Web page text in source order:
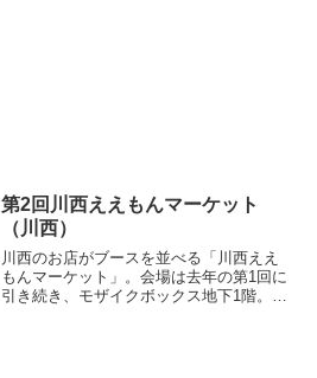
第2回川西ええもんマーケット
（川西）
川西のお店がブースを並べる「川西ええ
もんマーケット」。会場は去年の第1回に
引き続き、モザイクボックス地下1階。こ